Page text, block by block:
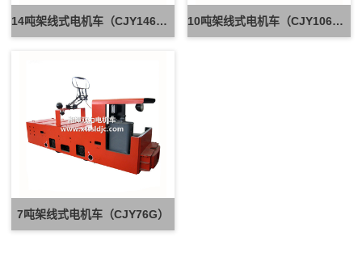
14吨架线式电机车（CJY146G） 10吨架线式电机车（CJY106G）
7吨架线式电机车（CJY76G）